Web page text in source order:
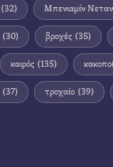
(32) Μπενιαμίν
(30) βροχές (35)
καιρός (135)
(37) τροχαίο (39)